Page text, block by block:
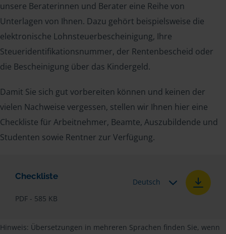
unsere Beraterinnen und Berater eine Reihe von
Unterlagen von Ihnen. Dazu gehört beispielsweise die
elektronische Lohnsteuerbescheinigung, Ihre
Steueridentifikationsnummer, der Rentenbescheid oder
die Bescheinigung über das Kindergeld.
Damit Sie sich gut vorbereiten können und keinen der
vielen Nachweise vergessen, stellen wir Ihnen hier eine
Checkliste für Arbeitnehmer, Beamte, Auszubildende und
Studenten sowie Rentner zur Verfügung.
Checkliste
PDF - 585 KB
Deutsch
Hinweis: Übersetzungen in mehreren Sprachen finden Sie, wenn